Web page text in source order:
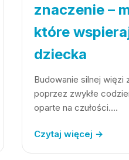
znaczenie –
które
dziecka
Budowanie silnej
poprzez zwykłe
oparte na czułości.…
Czytaj więcej →